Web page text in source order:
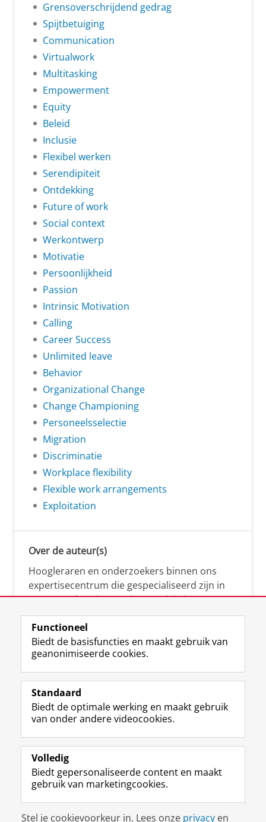
Grensoverschrijdend gedrag
Spijtbetuiging
Communication
Virtualwork
Multitasking
Empowerment
Equity
Beleid
Inclusie
Flexibel werken
Serendipiteit
Ontdekking
Future of work
Social context
Werkontwerp
Motivatie
Persoonlijkheid
Passion
Intrinsic Motivation
Calling
Career Success
Unlimited leave
Behavior
Organizational Change
Change Championing
Personeelsselectie
Migration
Discriminatie
Workplace flexibility
Flexible work arrangements
Exploitation
Over de auteur(s)
Hoogleraren en onderzoekers binnen ons
expertisecentrum die gespecialiseerd zijn in
samenwerken, innovatie, creativiteit,
diversiteit, leiderschap en ethisch gedrag.
Over deze blog
Via deze blog vertalen onze experts hun
(actuele) wetenschappelijke kennis naar
praktische, heldere en toegankelijke inzichten.
Disclaimer & Copyright
Functioneel
Biedt de basisfuncties en maakt gebruik van
geanonimiseerde cookies.
Standaard
Biedt de optimale werking en maakt gebruik
van onder andere videocookies.
Volledig
Biedt gepersonaliseerde content en maakt
gebruik van marketingcookies.
Stel je cookievoorkeur in. Lees onze privacy en